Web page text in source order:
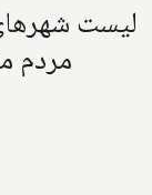
لیست
مردم